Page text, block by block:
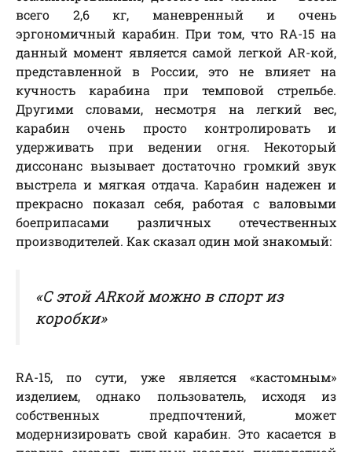
всего 2,6 кг, маневренный и очень
эргономичный карабин. При том, что RA-15 на
данный момент является самой легкой AR-кой,
представленной в России, это не влияет на
кучность карабина при темповой стрельбе.
Другими словами, несмотря на легкий вес,
карабин очень просто контролировать и
удерживать при ведении огня. Некоторый
диссонанс вызывает достаточно громкий звук
выстрела и мягкая отдача. Карабин надежен и
прекрасно показал себя, работая с валовыми
боеприпасами различных отечественных
производителей. Как сказал один мой знакомый:
«С этой ARкой можно в спорт из
коробки»
RA-15, по сути, уже является «кастомным»
изделием, однако пользователь, исходя из
собственных предпочтений, может
модернизировать свой карабин. Это касается в